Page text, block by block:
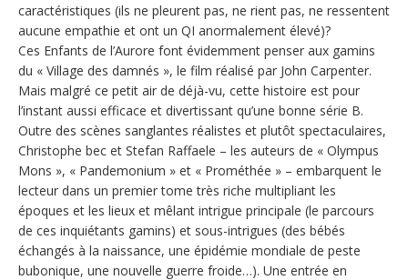
caractéristiques (ils ne pleurent pas, ne rient pas, ne ressentent
aucune empathie et ont un QI anormalement élevé)?
Ces Enfants de l’Aurore font évidemment penser aux gamins
du « Village des damnés », le film réalisé par John Carpenter.
Mais malgré ce petit air de déjà-vu, cette histoire est pour
l’instant aussi efficace et divertissant qu’une bonne série B.
Outre des scènes sanglantes réalistes et plutôt spectaculaires,
Christophe bec et Stefan Raffaele – les auteurs de « Olympus
Mons », « Pandemonium » et « Prométhée » – embarquent le
lecteur dans un premier tome très riche multipliant les
époques et les lieux et mêlant intrigue principale (le parcours
de ces inquiétants gamins) et sous-intrigues (des bébés
échangés à la naissance, une épidémie mondiale de peste
bubonique, une nouvelle guerre froide…). Une entrée en